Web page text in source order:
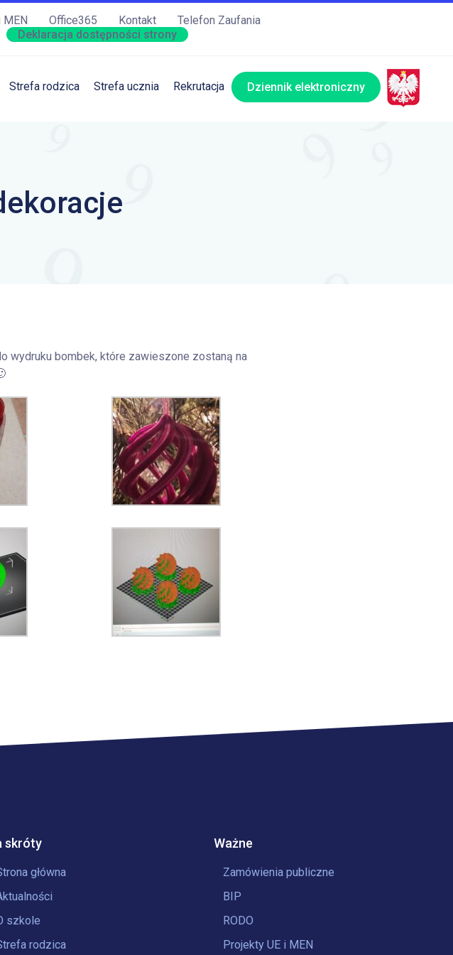
MEN Office365 Kontakt
Telefon Zaufania
Deklaracja dostępności strony
Strefa rodzica Strefa ucznia Rekrutacja Dziennik elektroniczny
wydruku bombek, które zawieszone zostaną na
skróty
główna
szkole
rodzica
Ważne
Zamówienia publiczne
BIP
RODO
Projekty UE i MEN